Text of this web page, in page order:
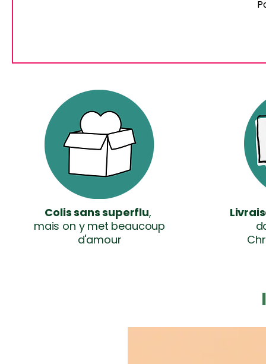
Colis sans superflu,
mais on y met beaucoup
d'amour